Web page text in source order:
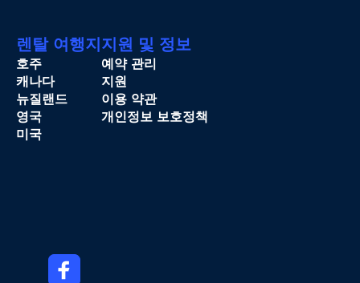
렌탈 여행지
호주
캐나다
뉴질랜드
영국
미국
지원 및 정보
예약 관리
지원
이용 약관
개인정보 보호정책